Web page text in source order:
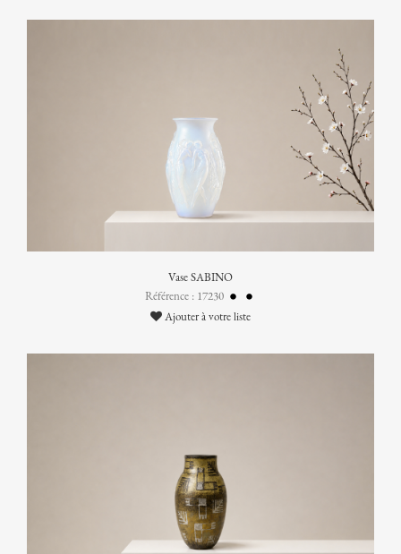
Vase SABINO
Référence : 17230
Ajouter à votre liste